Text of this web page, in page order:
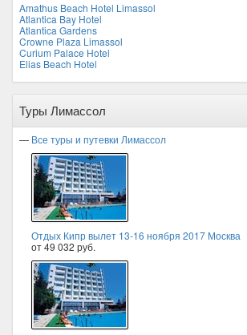
Amathus Beach Hotel Limassol
Atlantica Bay Hotel
Atlantica Gardens
Crowne Plaza Limassol
Curium Palace Hotel
Elias Beach Hotel
Туры Лимассол
— Все туры и путевки Лимассол
Отдых Кипр вылет 13-16 ноября 2017 Москва
от 49 032 руб.